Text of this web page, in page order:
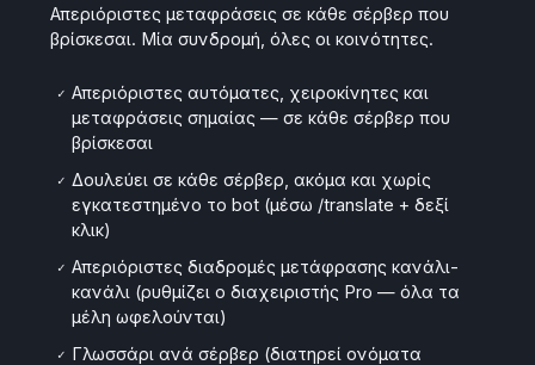
Απεριόριστες μεταφράσεις σε κάθε σέρβερ που
βρίσκεσαι. Μία συνδρομή, όλες οι κοινότητες.
✓ Απεριόριστες αυτόματες, χειροκίνητες και
μεταφράσεις σημαίας — σε κάθε σέρβερ που
βρίσκεσαι
✓ Δουλεύει σε κάθε σέρβερ, ακόμα και χωρίς
εγκατεστημένο το bot (μέσω /translate + δεξί
κλικ)
✓ Απεριόριστες διαδρομές μετάφρασης κανάλι-
κανάλι (ρυθμίζει ο διαχειριστής Pro — όλα τα
μέλη ωφελούνται)
✓ Γλωσσάρι ανά σέρβερ (διατηρεί ονόματα